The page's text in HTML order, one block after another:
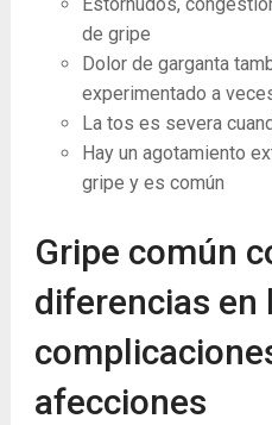
de gripe
Dolor de garganta
experimentado a
La tos es severa
Hay un agotamiento
gripe y es común
Gripe común
diferencias en
afecciones